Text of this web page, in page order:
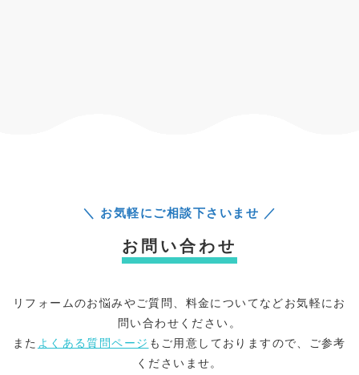
＼ お気軽にご相談下さいませ ／
お問い合わせ
リフォームのお悩みやご質問、料金についてなどお気軽にお
問い合わせください。
また よくある質問ページ もご用意しておりますので、ご参考
くださいませ。